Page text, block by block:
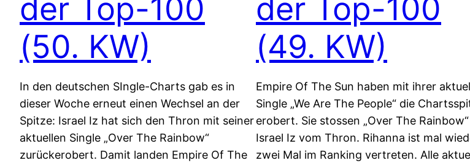
der Top-100
(50. KW)
In den deutschen SIngle-Charts gab es in
dieser Woche erneut einen Wechsel an der
Spitze: Israel Iz hat sich den Thron mit seiner
aktuellen Single „Over The Rainbow“
zurückerobert. Damit landen Empire Of The
der Top-100
(49. KW)
Empire Of The Sun haben mit ihrer
Single „We Are The People“ die
erobert. Sie stossen „Over The
Israel Iz vom Thron. Rihanna ist mal
zwei Mal im Ranking vertreten. Alle